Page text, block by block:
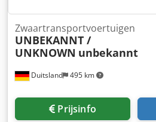
Duitsland 495 km
Zwaartransportvoertuigen
UNBEKANNT /
UNKNOWN unbekannt
Prijsinfo